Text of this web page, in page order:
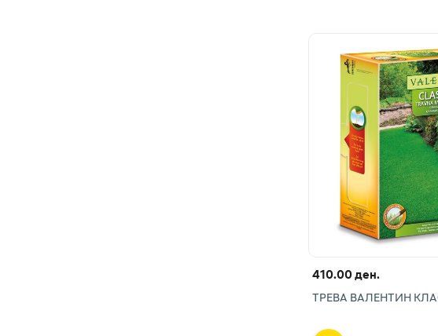
410.00 ден.
ТРЕВА ВАЛЕНТИН